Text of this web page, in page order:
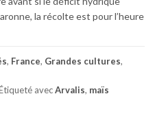
la récolte est pour l’heure
, France, Grandes cultures,
avecArvalis, maïs